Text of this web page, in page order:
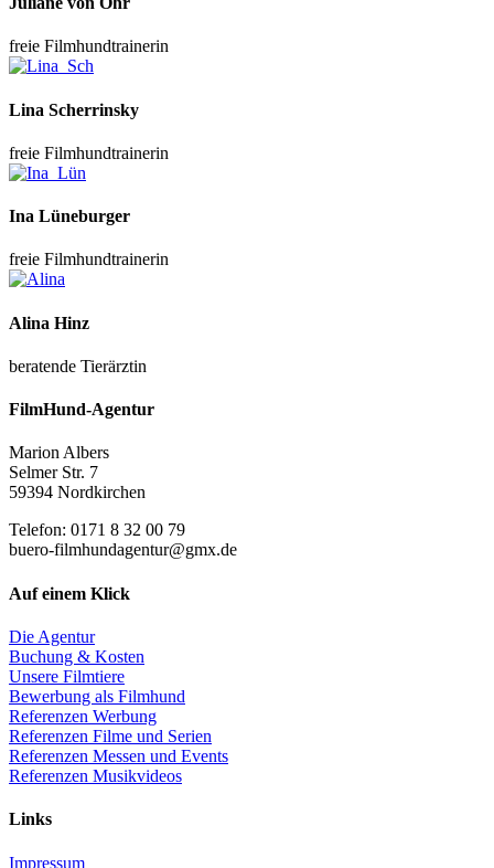
freie Filmhundtrainerin
Lina Scherrinsky
freie Filmhundtrainerin
Ina Lüneburger
freie Filmhundtrainerin
Alina Hinz
beratende Tierärztin
FilmHund-Agentur
Marion Albers
Selmer Str. 7
59394 Nordkirchen
Telefon: 0171 8 32 00 79
buero-filmhundagentur@gmx.de
Auf einem Klick
Die Agentur
Buchung & Kosten
Unsere Filmtiere
Bewerbung als Filmhund
Referenzen Werbung
Referenzen Filme und Serien
Referenzen Messen und Events
Referenzen Musikvideos
Links
Impressum